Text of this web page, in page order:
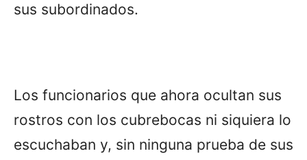
sus subordinados.
Los funcionarios que ahora ocultan sus
rostros con los cubrebocas ni siquiera lo
escuchaban y, sin ninguna prueba de sus